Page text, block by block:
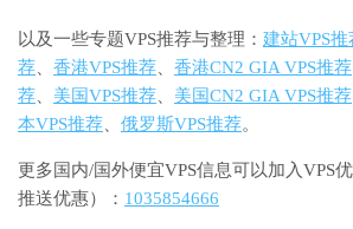
以及一些专题VPS推荐与整理： 建站VPS推
荐、 香港VPS推荐、 香港CN2 GIA VPS推荐
荐、 美国VPS推荐、 美国CN2 GIA VPS推荐
本VPS推荐、 俄罗斯VPS推荐。
更多国内/国外便宜VPS信息可以加入VPS
推送优惠）： 1035854666